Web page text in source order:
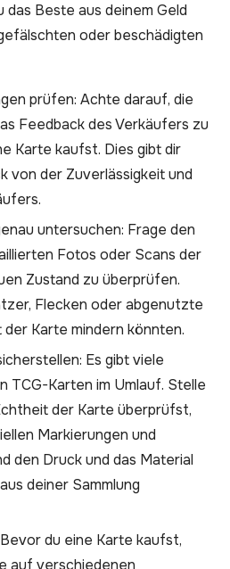
das Beste aus deinem Geld
oder beschädigten
prüfen: Achte darauf, die
Feedback des Verkäufers zu
Karte kaufst. Dies gibt dir
von der Zuverlässigkeit und
untersuchen: Frage den
Fotos oder Scans der
Zustand zu überprüfen.
Flecken oder abgenutzte
der Karte mindern könnten.
Es gibt viele
TCG-Karten im Umlauf. Stelle
der Karte überprüfst,
Markierungen und
den Druck und das Material
deiner Sammlung
du eine Karte kaufst,
auf verschiedenen